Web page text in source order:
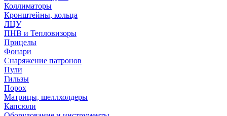
Коллиматоры
Кронштейны, кольца
ЛЦУ
ПНВ и Тепловизоры
Прицелы
Фонари
Снаряжение патронов
Пули
Гильзы
Порох
Матрицы, шеллхолдеры
Капсюли